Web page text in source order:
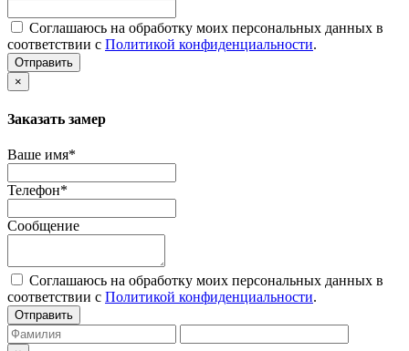
Соглашаюсь на обработку моих персональных данных в
соответствии с Политикой конфиденциальности.
Отправить
×
Заказать замер
Ваше имя*
Телефон*
Сообщение
Соглашаюсь на обработку моих персональных данных в
соответствии с Политикой конфиденциальности.
Отправить